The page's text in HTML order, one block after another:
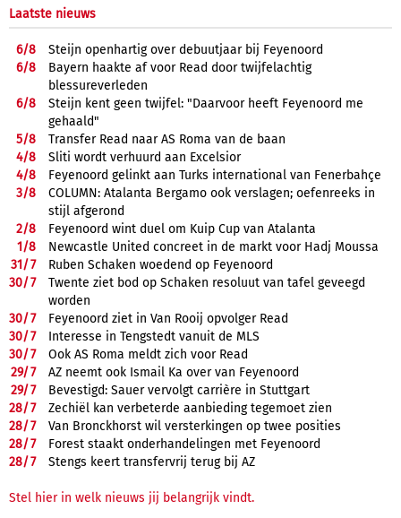
Laatste nieuws
6/8
Steijn openhartig over debuutjaar bij Feyenoord
6/8
Bayern haakte af voor Read door twijfelachtig
blessureverleden
6/8
Steijn kent geen twijfel: "Daarvoor heeft Feyenoord me
gehaald"
5/8
Transfer Read naar AS Roma van de baan
4/8
Sliti wordt verhuurd aan Excelsior
4/8
Feyenoord gelinkt aan Turks international van Fenerbahçe
3/8
COLUMN: Atalanta Bergamo ook verslagen; oefenreeks in
stijl afgerond
2/8
Feyenoord wint duel om Kuip Cup van Atalanta
1/8
Newcastle United concreet in de markt voor Hadj Moussa
31/7
Ruben Schaken woedend op Feyenoord
30/7
Twente ziet bod op Schaken resoluut van tafel geveegd
worden
30/7
Feyenoord ziet in Van Rooij opvolger Read
30/7
Interesse in Tengstedt vanuit de MLS
30/7
Ook AS Roma meldt zich voor Read
29/7
AZ neemt ook Ismail Ka over van Feyenoord
29/7
Bevestigd: Sauer vervolgt carrière in Stuttgart
28/7
Zechiël kan verbeterde aanbieding tegemoet zien
28/7
Van Bronckhorst wil versterkingen op twee posities
28/7
Forest staakt onderhandelingen met Feyenoord
28/7 Stengs keert transfervrij terug bij AZ
Stel hier in welk nieuws jij belangrijk vindt.